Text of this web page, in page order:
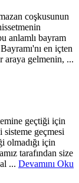
coşkusunun
anlamlı bayram
en içten
gelmenin, ...
geçtiği için
geçmesi
olmadığı için
tarafından size
... Devamını Oku